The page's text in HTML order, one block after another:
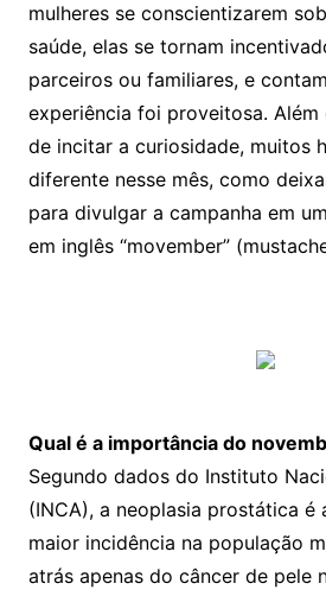
mulheres se conscientizarem
saúde, elas se tornam
parceiros ou familiares, e
experiência foi proveitosa.
de incitar a curiosidade, muitos
diferente nesse mês, como
para divulgar a campanha em
em inglês “movember”
Qual é a importância do
Segundo dados do Instituto
(INCA), a neoplasia prostática é
maior incidência na população
atrás apenas do câncer de pele